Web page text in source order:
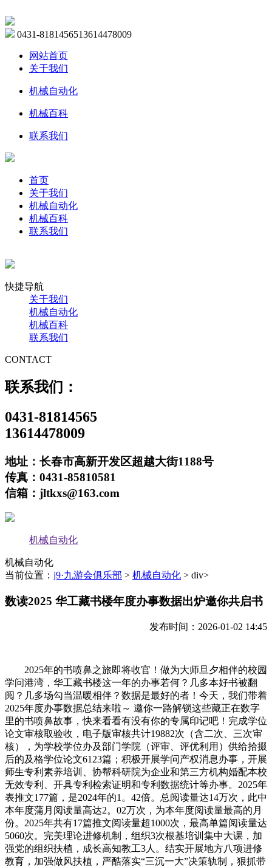
0431-8181456513614478009
网站首页
关于我们
机械自动化
机械百科
联系我们
首页
关于我们
机械自动化
机械百科
联系我们
快捷导航
关于我们
机械自动化
机械百科
联系我们
CONTACT
联系我们：
0431-81814565
13614478009
地址：长春市高新开发区超越大街1188号
传真：0431-85810581
信箱：jltkxs@163.com
机械自动化
机械自动化
当前位置： j9·九游会俱乐部 > 机械自动化 > div>
数读2025 华工藏书楼年度办事数据出炉邀你共启书
发布时间：2026-01-02 14:45
2025年的书喷鼻之旅即将收官！做为大师旦夕相伴的校园
学问港湾，华工藏书楼这一年的办事若何？几多本好书被翻
阅？几多场勾当温暖相伴？数据是最好的者！今天，我们带着
2025年度办事数据总结来啦～ 邀你一路解锁这些藏正在数字
里的书喷鼻故事，快来看看有没有你的专属印记吧！完成学位
论文审核取验收，电子版审核共计19882次（含二次、三次审
核），为学校学位办及部门学院（评审、评优利用）供给拾掇
后的及格学位论文6123篇；积极开展学问产权消息办事，开展
师生专利素养培训、协帮科研院为企业和第三方机构婚配本校
无效专利、开具专利检索证明和专利数据统计等办事。2025年
表推文177篇，是2024年的1。42倍。总阅读量达14万次，此中
本年度蒲月阅读量高达2。02万次，为本年度阅读量最高的月
份。2025年共有17篇推文阅读量超1000次，最高单篇阅读量达
5060次。完美理论进修机制，组织3次根基培训集中大课，加
强党的组织扶植，成长高知教工3人。结实开展地方八项进修
教育，加强做风扶植，严酷落实“三沉一大”决策轨制，狠抓带